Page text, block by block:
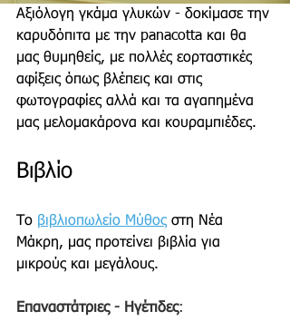
Αξιόλογη γκάμα γλυκών - δοκίμασε την
καρυδόπιτα με την panacotta και θα
μας θυμηθείς, με πολλές εορταστικές
αφίξεις όπως βλέπεις και στις
φωτογραφίες αλλά και τα αγαπημένα
μας μελομακάρονα και κουραμπιέδες.
Βιβλίο
Το βιβλιοπωλείο Μύθος στη Νέα
Μάκρη, μας προτείνει βιβλία για
μικρούς και μεγάλους.
Επαναστάτριες - Ηγέτιδες: